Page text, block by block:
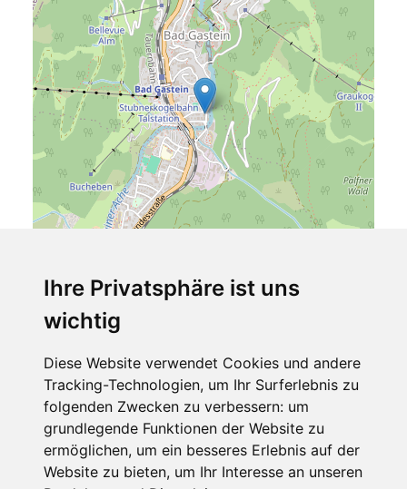
Ihre Privatsphäre ist uns
wichtig
Diese Website verwendet Cookies und andere
Tracking-Technologien, um Ihr Surferlebnis zu
folgenden Zwecken zu verbessern: um
grundlegende Funktionen der Website zu
ermöglichen, um ein besseres Erlebnis auf der
Website zu bieten, um Ihr Interesse an unseren
Gabriele, Pension
Poserstraße 10
5640 Bad Gastein
Salzburger Land
Österreich